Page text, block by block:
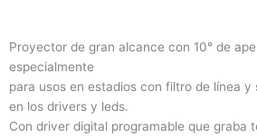
Proyector de gran alcance con 10° de
especialmente
para usos en estadios con filtro de línea y
en los drivers y leds.
Con driver digital programable que graba